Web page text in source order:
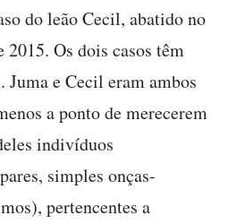
do leão Cecil, abatido no
Os dois casos têm
Juma e Cecil eram ambos
a ponto de merecerem
indivíduos
simples onças-
pertencentes a